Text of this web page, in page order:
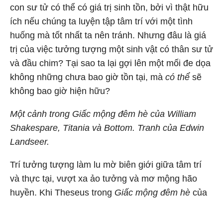
con sư tử có thể có giá trị sinh tồn, bởi vì thật hữu
ích nếu chúng ta luyện tập tâm trí với một tình
huống mà tốt nhất ta nên tránh. Nhưng đâu là giá
trị của việc tưởng tượng một sinh vật có thân sư tử
và đầu chim? Tại sao ta lại gợi lên một mối đe dọa
không những chưa bao giờ tồn tại, mà có thể sẽ
không bao giờ hiện hữu?
Một cảnh trong Giấc mộng đêm hè của William
Shakespare, Titania và Bottom. Tranh của Edwin
Landseer.
Trí tưởng tượng làm lu mờ biên giới giữa tâm trí
và thực tại, vượt xa ảo tưởng và mơ mộng hão
huyền. Khi Theseus trong Giấc mộng đêm hè của